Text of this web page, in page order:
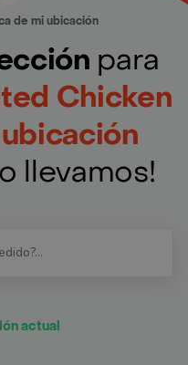
de mi ubicación
para
Chicken
llevamos!
actual